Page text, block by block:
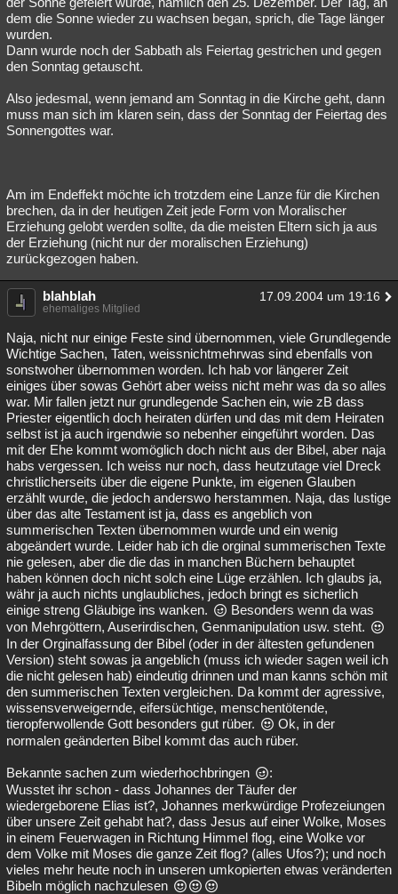
dem die Sonne wieder zu wachsen began, sprich, die Tage länger
wurden.
Dann wurde noch der Sabbath als Feiertag gestrichen und gegen
den Sonntag getauscht.
Also jedesmal, wenn jemand am Sonntag in die Kirche geht, dann
muss man sich im klaren sein, dass der Sonntag der Feiertag des
Sonnengottes war.
Am im Endeffekt möchte ich trotzdem eine Lanze für die Kirchen
brechen, da in der heutigen Zeit jede Form von Moralischer
Erziehung gelobt werden sollte, da die meisten Eltern sich ja aus
der Erziehung (nicht nur der moralischen Erziehung)
zurückgezogen haben.
blahblah 17.09.2004 um 19:16
ehemaliges Mitglied
Naja, nicht nur einige Feste sind übernommen, viele Grundlegende
Wichtige Sachen, Taten, weissnichtmehrwas sind ebenfalls von
sonstwoher übernommen worden. Ich hab vor längerer Zeit
einiges über sowas Gehört aber weiss nicht mehr was da so alles
war. Mir fallen jetzt nur grundlegende Sachen ein, wie zB dass
Priester eigentlich doch heiraten dürfen und das mit dem Heiraten
selbst ist ja auch irgendwie so nebenher eingeführt worden. Das
mit der Ehe kommt womöglich doch nicht aus der Bibel, aber naja
habs vergessen. Ich weiss nur noch, dass heutzutage viel Dreck
christlicherseits über die eigene Punkte, im eigenen Glauben
erzählt wurde, die jedoch anderswo herstammen. Naja, das lustige
über das alte Testament ist ja, dass es angeblich von
summerischen Texten übernommen wurde und ein wenig
abgeändert wurde. Leider hab ich die orginal summerischen Texte
nie gelesen, aber die die das in manchen Büchern behauptet
haben können doch nicht solch eine Lüge erzählen. Ich glaubs ja,
währ ja auch nichts unglaubliches, jedoch bringt es sicherlich
einige streng Gläubige ins wanken.
Besonders wenn da was
von Mehrgöttern, Auserirdischen, Genmanipulation usw. steht.
In der Orginalfassung der Bibel (oder in der ältesten gefundenen
Version) steht sowas ja angeblich (muss ich wieder sagen weil ich
die nicht gelesen hab) eindeutig drinnen und man kanns schön mit
den summerischen Texten vergleichen. Da kommt der agressive,
wissensverweigernde, eifersüchtige, menschentötende,
tieropferwollende Gott besonders gut rüber.
Ok, in der
normalen geänderten Bibel kommt das auch rüber.
Bekannte sachen zum wiederhochbringen
:
Wusstet ihr schon - dass Johannes der Täufer der
wiedergeborene Elias ist?, Johannes merkwürdige Profezeiungen
über unsere Zeit gehabt hat?, dass Jesus auf einer Wolke, Moses
in einem Feuerwagen in Richtung Himmel flog, eine Wolke vor
dem Volke mit Moses die ganze Zeit flog? (alles Ufos?); und noch
vieles mehr heute noch in unseren umkopierten etwas veränderten
Bibeln möglich nachzulesen